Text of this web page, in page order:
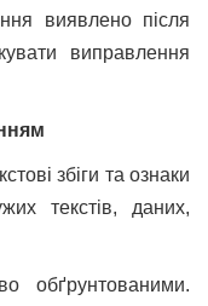
виявлено після
виправлення
збіги та ознаки
текстів, даних,
обґрунтованими.